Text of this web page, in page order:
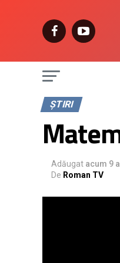
ȘTIRI
Adăugat acum 9
De Roman TV